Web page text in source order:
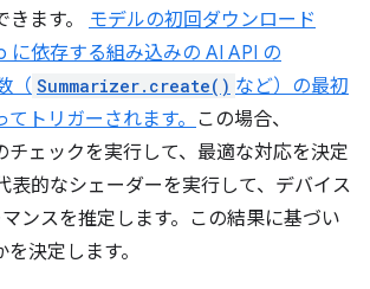
ます。 モデルの初回ダウンロード
に依存する組み込みの AI API の
（ Summarizer.create() など）の最初
トリガーされます。
この場合、
チェックを実行して、最適な対応を決定
表的なシェーダーを実行して、デバイス
ンスを推定します。この結果に基づい
決定します。